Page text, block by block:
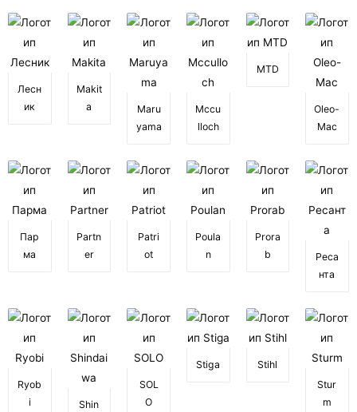
Лесн
ик
Makit
a
Maru
yama
Mccu
lloch
MTD
Oleo-
Mac
Пар
ма
Partn
er
Patri
ot
Poula
n
Prora
b
Реса
нта
Ryob
i
Shin
SOL
O
Stiga
Stihl
Stur
m